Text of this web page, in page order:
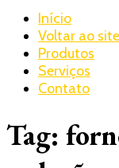
Início
Voltar ao site
Produtos
Serviços
Contato
Tag: